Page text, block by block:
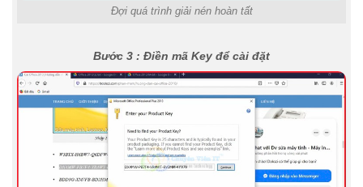
Đợi quá trình giải nén hoàn tất
Bước 3 : Điền mã Key để cài đặt